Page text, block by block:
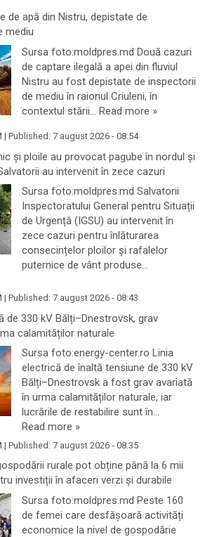
de apă din Nistru, depistate de
mediu
Sursa foto:moldpres.md Două cazuri
de captare ilegală a apei din fluviul
Nistru au fost depistate de inspectorii
de mediu în raionul Criuleni, în
contextul stării… Read more »
| Published: 7 august 2026 - 08:54
și ploile au provocat pagube în nordul și
au intervenit în zece cazuri
Sursa foto:moldpres.md Salvatorii
Inspectoratului General pentru Situații
de Urgență (IGSU) au intervenit în
zece cazuri pentru înlăturarea
consecințelor ploilor și rafalelor
puternice de vânt produse…
| Published: 7 august 2026 - 08:43
de 330 kV Bălți–Dnestrovsk, grav
calamităților naturale
Sursa foto:energy-center.ro Linia
electrică de înaltă tensiune de 330 kV
Bălți–Dnestrovsk a fost grav avariată
în urma calamităților naturale, iar
lucrările de restabilire sunt în…
Read more »
| Published: 7 august 2026 - 08:35
rurale pot obține până la 6 mii
investiții în afaceri verzi şi durabile
Sursa foto:moldpres.md Peste 160
de femei care desfășoară activități
economice la nivel de gospodărie